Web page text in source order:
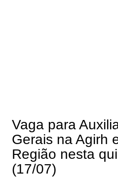
Vaga para
Gerais na Agirh
Região nesta
(17/07)